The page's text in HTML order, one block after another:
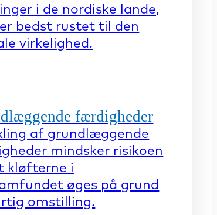
i de nordiske lande,
bedst rustet til den
virkelighed.
færdigheder
af grundlæggende
mindsker risikoen
kløfterne i
øges på grund
omstilling.